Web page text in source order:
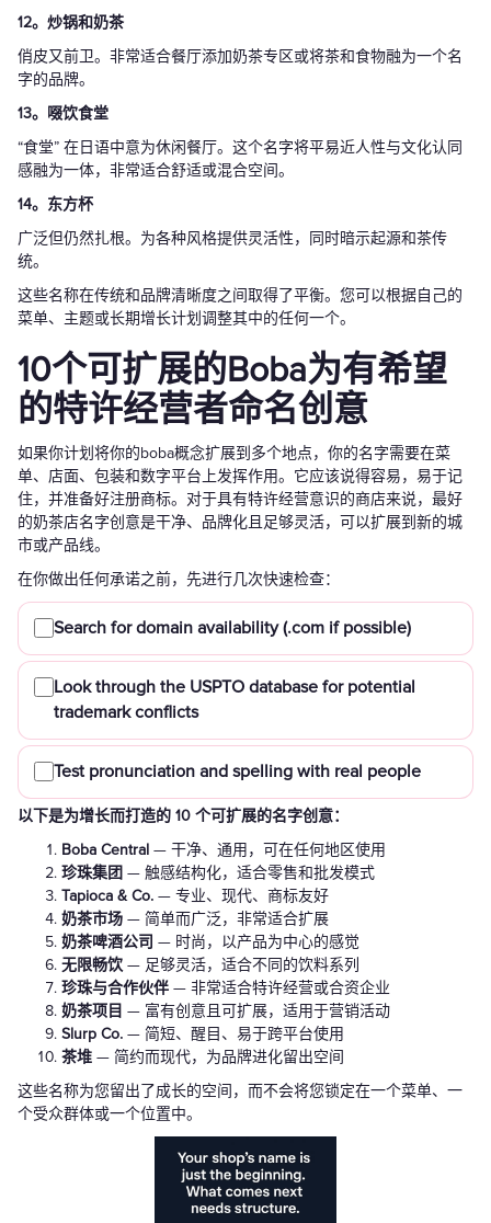
12。炒锅和奶茶
俏皮又前卫。非常适合餐厅添加奶茶专区或将茶和食物融为一个名
字的品牌。
13。啜饮食堂
“食堂” 在日语中意为休闲餐厅。这个名字将平易近人性与文化认同
感融为一体，非常适合舒适或混合空间。
14。东方杯
广泛但仍然扎根。为各种风格提供灵活性，同时暗示起源和茶传
统。
这些名称在传统和品牌清晰度之间取得了平衡。您可以根据自己的
菜单、主题或长期增长计划调整其中的任何一个。
10个可扩展的Boba为有希望
的特许经营者命名创意
如果你计划将你的boba概念扩展到多个地点，你的名字需要在菜
单、店面、包装和数字平台上发挥作用。它应该说得容易，易于记
住，并准备好注册商标。对于具有特许经营意识的商店来说，最好
的奶茶店名字创意是干净、品牌化且足够灵活，可以扩展到新的城
市或产品线。
在你做出任何承诺之前，先进行几次快速检查：
Search for domain availability (.com if possible)
Look through the USPTO database for potential
trademark conflicts
Test pronunciation and spelling with real people
以下是为增长而打造的 10 个可扩展的名字创意：
Boba Central — 干净、通用，可在任何地区使用
珍珠集团 — 触感结构化，适合零售和批发模式
Tapioca & Co. — 专业、现代、商标友好
奶茶市场 — 简单而广泛，非常适合扩展
奶茶啤酒公司 — 时尚，以产品为中心的感觉
无限畅饮 — 足够灵活，适合不同的饮料系列
珍珠与合作伙伴 — 非常适合特许经营或合资企业
奶茶项目 — 富有创意且可扩展，适用于营销活动
Slurp Co. — 简短、醒目、易于跨平台使用
茶堆 — 简约而现代，为品牌进化留出空间
这些名称为您留出了成长的空间，而不会将您锁定在一个菜单、一
个受众群体或一个位置中。